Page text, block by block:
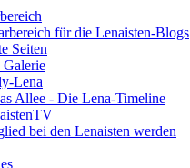
für die Lenaisten-Blogs
Seiten
Galerie
Lena
Allee - Die Lena-Timeline
bei den Lenaisten werden